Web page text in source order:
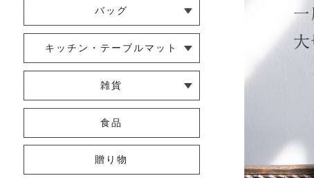
└ ショール・ストール
└ 靴下・アームカバー
バッグ
└ ポシェット・ショルダーバッグ
└ トートバッグ
└ 巾着バッグ
キッチン・テーブルマット
└ 蚊帳のふきん
└ かっぽう着・エプロン
└ その他キッチン小物
└ ランチョンマット・プレースマ
ット
└ テーブルランナー・テーブルセ
ンター
雑貨
└ タオル・ハンカチ
食品
贈り物